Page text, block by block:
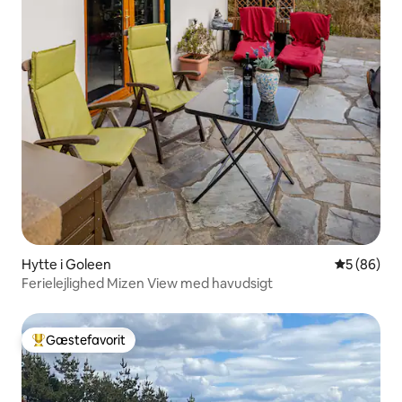
Hytte i Goleen 5 ud af 5 i
5 (86)
Ferielejlighed Mizen View med havudsigt
Bedste gæstefavorit
Gæstefavorit